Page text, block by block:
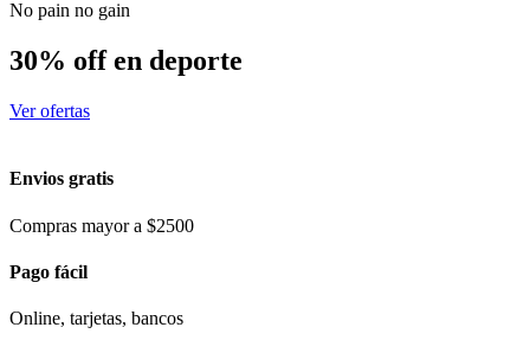
No pain no gain
30% off en deporte
Ver ofertas
Envios gratis
Compras mayor a $2500
Pago fácil
Online, tarjetas, bancos